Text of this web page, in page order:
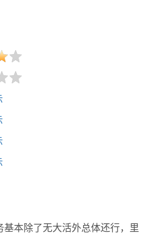
本除了无大活外总体还行，里